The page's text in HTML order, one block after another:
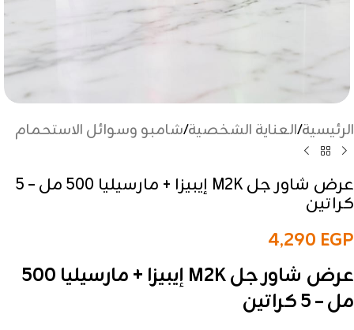
الرئيسية/العناية الشخصية/شامبو وسوائل الاستحمام
عرض شاور جل M2K إيبيزا + مارسيليا 500 مل – 5
كراتين
4,290 EGP
عرض شاور جل M2K إيبيزا + مارسيليا 500
مل – 5 كراتين